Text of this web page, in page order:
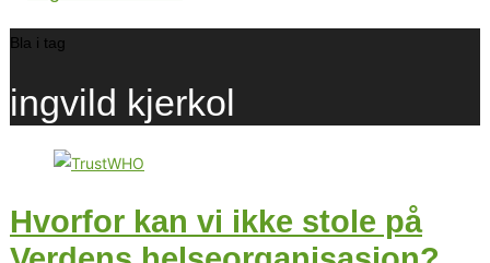
Bla i tag
ingvild kjerkol
Hvorfor kan vi ikke stole på